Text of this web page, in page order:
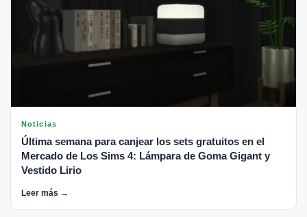
Noticias
Última semana para canjear los sets gratuitos en el
Mercado de Los Sims 4: Lámpara de Goma Gigant y
Vestido Lirio
Leer más →